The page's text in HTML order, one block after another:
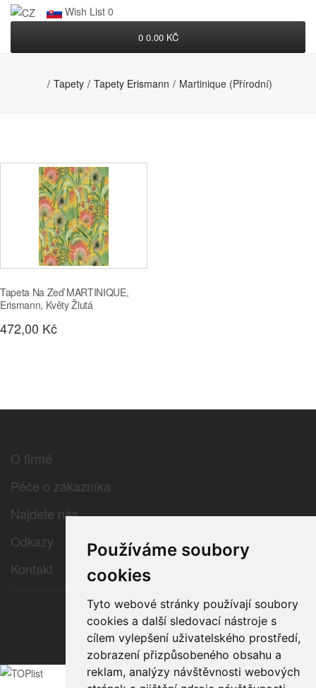
Používáme soubory
cookies
Tyto webové stránky používají soubory
cookies a další sledovací nástroje s
cílem vylepšení uživatelského prostředí,
zobrazení přizpůsobeného obsahu a
reklam, analýzy návštěvnosti webových
Wish List 0
0 0.00 KČ
Tapety Tapety Erismann Martinique (přírodní)
Tapeta Na Zeď MARTINIQUE,
Erismann, Květy Žlutá
472,00 Kč
O firmě
Péče o zákazníka
Najdete nás
Odkazy
Kontakt
© 2026 e-color.cz